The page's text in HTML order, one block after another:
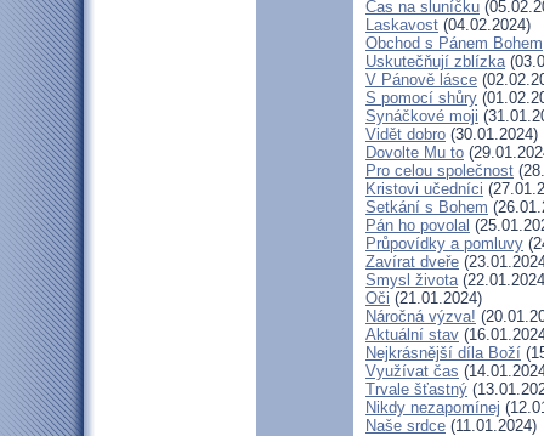
Čas na sluníčku
Laskavost (04.02.2024)
Obchod s Pánem Bohem
Uskutečňují zblízka
V Pánově lásce
S pomocí shůry
Synáčkové moji
Vidět dobro (30.01.2024)
Dovolte Mu to
Pro celou společnost
Kristovi učedníci
Setkání s Bohem
Pán ho povolal
Průpovídky a pomluvy
Zavírat dveře
Smysl života
Oči (21.01.2024)
Náročná výzva!
Aktuální stav
Nejkrásnější díla Boží
Využívat čas
Trvale šťastný
Nikdy nezapomínej
Naše srdce (11.01.2024)